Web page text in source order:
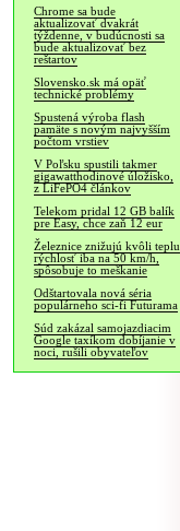
Chrome sa bude
aktualizovať dvakrát
týždenne, v budúcnosti sa
bude aktualizovať bez
reštartov
Slovensko.sk má opäť
technické problémy
Spustená výroba flash
pamäte s novým najvyšším
počtom vrstiev
V Poľsku spustili takmer
gigawatthodinové úložisko,
z LiFePO4 článkov
Telekom pridal 12 GB balík
pre Easy, chce zaň 12 eur
Železnice znižujú kvôli teplu
rýchlosť iba na 50 km/h,
spôsobuje to meškanie
Odštartovala nová séria
populárneho sci-fi Futurama
Súd zakázal samojazdiacim
Google taxíkom dobíjanie v
noci, rušili obyvateľov